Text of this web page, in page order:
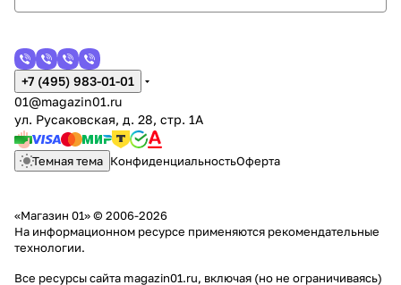
+7 (495) 983-01-01
01@magazin01.ru
ул. Русаковская, д. 28, стр. 1А
Темная тема КонфиденциальностьОферта
«Магазин 01» © 2006-2026
На информационном ресурсе применяются рекомендательные
технологии.
Все ресурсы сайта magazin01.ru, включая (но не ограничиваясь)